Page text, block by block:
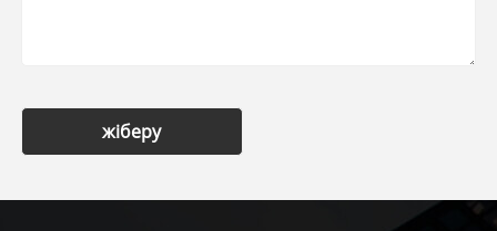
жіберу